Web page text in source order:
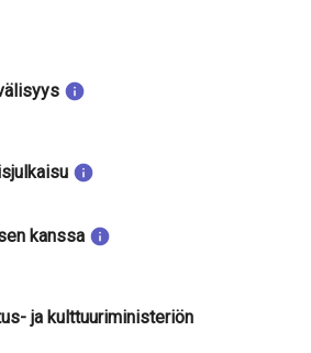
kanssa
ja kulttuuriministeriön